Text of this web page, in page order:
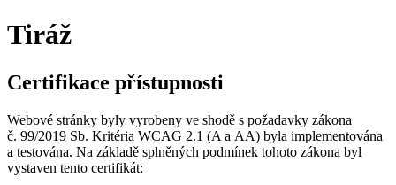
Tiráž
Certifikace přístupnosti
Webové stránky byly vyrobeny ve shodě s požadavky zákona
č. 99/2019 Sb. Kritéria WCAG 2.1 (A a AA) byla implementována
a testována. Na základě splněných podmínek tohoto zákona byl
vystaven tento certifikát: